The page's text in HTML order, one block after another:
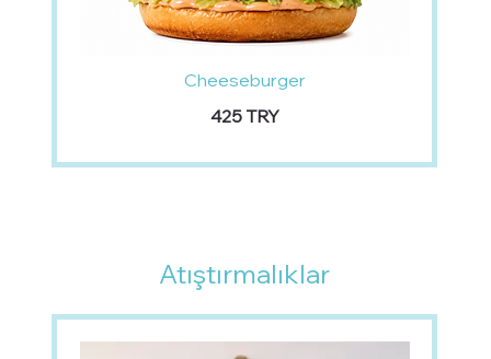
Cheeseburger
‏425 TRY
Atıştırmalıklar